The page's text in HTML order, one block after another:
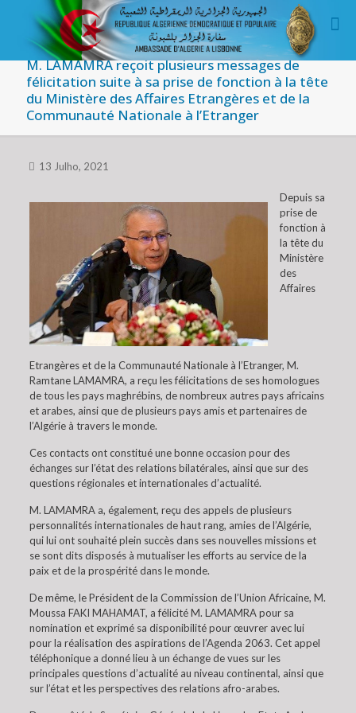
M. LAMAMRA reçoit plusieurs messages de
félicitation suite à sa prise de fonction à la tête
du Ministère des Affaires Etrangères et de la
Communauté Nationale à l’Etranger
13 Julho, 2021
Depuis sa
prise de
fonction à
la tête du
Ministère
des
Affaires
Etrangères et de la Communauté Nationale à l’Etranger, M.
Ramtane LAMAMRA, a reçu les félicitations de ses homologues
de tous les pays maghrébins, de nombreux autres pays africains
et arabes, ainsi que de plusieurs pays amis et partenaires de
l’Algérie à travers le monde.
Ces contacts ont constitué une bonne occasion pour des
échanges sur l’état des relations bilatérales, ainsi que sur des
questions régionales et internationales d’actualité.
M. LAMAMRA a, également, reçu des appels de plusieurs
personnalités internationales de haut rang, amies de l’Algérie,
qui lui ont souhaité plein succès dans ses nouvelles missions et
se sont dits disposés à mutualiser les efforts au service de la
paix et de la prospérité dans le monde.
De même, le Président de la Commission de l’Union Africaine, M.
Moussa FAKI MAHAMAT, a félicité M. LAMAMRA pour sa
nomination et exprimé sa disponibilité pour œuvrer avec lui
pour la réalisation des aspirations de l’Agenda 2063. Cet appel
téléphonique a donné lieu à un échange de vues sur les
principales questions d’actualité au niveau continental, ainsi que
sur l’état et les perspectives des relations afro-arabes.